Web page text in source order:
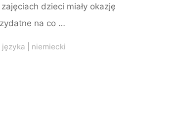
dzieci miały okazję
na co …
języka niemiecki